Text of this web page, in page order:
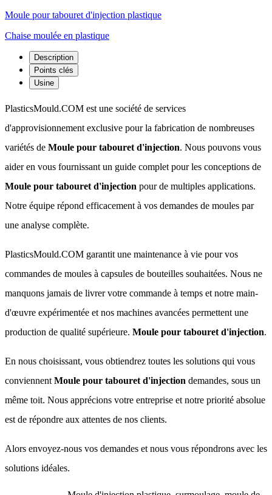
Moule pour tabouret d'injection plastique
Chaise moulée en plastique
Description
Points clés
Usine
PlasticsMould.COM est une société de services
d'approvisionnement exclusive pour la fabrication de nombreuses
variétés de Moule pour tabouret d'injection. Nous pouvons vous
aider en vous fournissant un guide complet pour les conceptions de
Moule pour tabouret d'injection pour de multiples applications.
Notre équipe répond efficacement à vos demandes de moules par
une analyse complète.
PlasticsMould.COM garantit une maintenance à vie pour vos
commandes de moules à capsules de bouteilles souhaitées. Nous ne
manquons jamais de livrer votre commande à temps et notre main-
d'œuvre expérimentée et nos machines avancées permettent une
production de qualité supérieure. Moule pour tabouret d'injection.
En nous choisissant, vous obtiendrez toutes les solutions qui vous
conviennent Moule pour tabouret d'injection demandes, sous un
même toit. Nous apprécions votre entreprise et notre priorité absolue
est de répondre aux attentes de nos clients.
Alors envoyez-nous vos demandes et nous vous répondrons avec les
solutions idéales.